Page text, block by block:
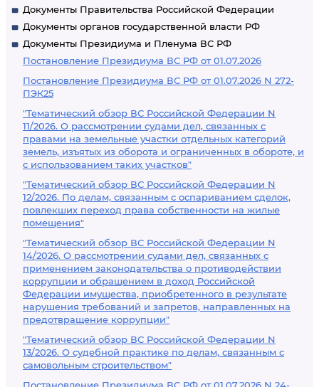
Документы Правительства Российской Федерации
Документы органов государственной власти РФ
Документы Президиума и Пленума ВС РФ
Постановление Президиума ВС РФ от 01.07.2026
Постановление Президиума ВС РФ от 01.07.2026 N 272-
ПЭК25
"Тематический обзор ВС Российской Федерации N
11/2026. О рассмотрении судами дел, связанных с
правами на земельные участки отдельных категорий
земель, изъятых из оборота и ограниченных в обороте, и
с использованием таких участков"
"Тематический обзор ВС Российской Федерации N
12/2026. По делам, связанным с оспариванием сделок,
повлекших переход права собственности на жилые
помещения"
"Тематический обзор ВС Российской Федерации N
14/2026. О рассмотрении судами дел, связанных с
применением законодательства о противодействии
коррупции и обращением в доход Российской
Федерации имущества, приобретенного в результате
нарушения требований и запретов, направленных на
предотвращение коррупции"
"Тематический обзор ВС Российской Федерации N
13/2026. О судебной практике по делам, связанным с
самовольным строительством"